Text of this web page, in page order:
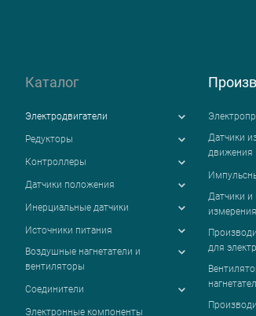
Каталог
Электродвигатели
Редукторы
Контроллеры
Датчики положения
Инерциальные датчики
Источники питания
Воздушные нагнетатели и
вентиляторы
Соединители
Электронные компоненты
Датчики
движения
Датчики
для